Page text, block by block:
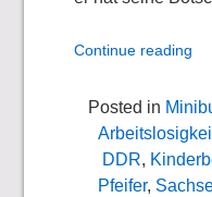
Continue reading
Posted in
DDR,
Pfeifer,